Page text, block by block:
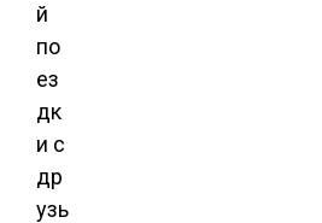
й
по
ез
дк
и с
др
узь